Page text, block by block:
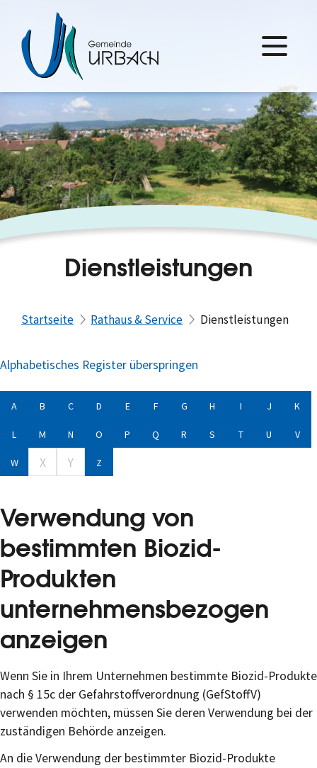
Dienstleistungen
Startseite Rathaus & Service Dienstleistungen
Alphabetisches Register überspringen
A B C D E F G H I J K
L M N O P Q R S T U V
W X Y Z
Verwendung von
bestimmten Biozid-
Produkten
unternehmensbezogen
anzeigen
Wenn Sie in Ihrem Unternehmen bestimmte Biozid-Produkte
nach § 15c der Gefahrstoffverordnung (GefStoffV)
verwenden möchten, müssen Sie deren Verwendung bei der
zuständigen Behörde anzeigen.
An die Verwendung der bestimmter Biozid-Produkte